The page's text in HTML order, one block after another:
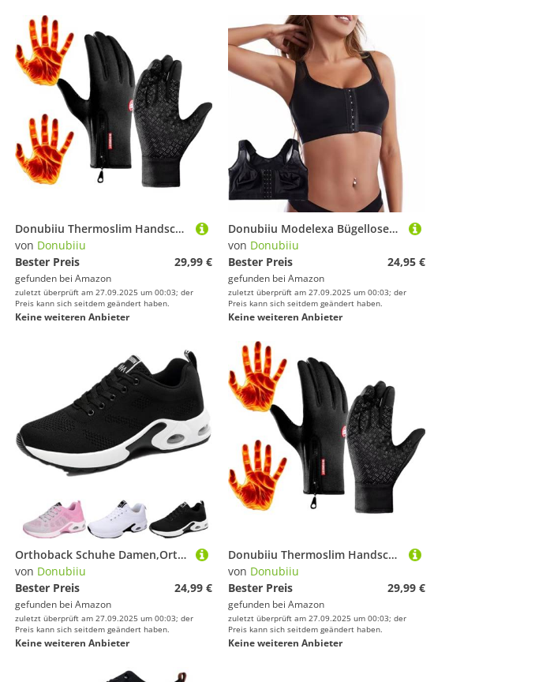
Donubiiu Thermoslim Handschuhe Nature Vibes, NaturVibes - ThermoSlim Handschuhe, Frostfit Thermo Handschuhe,Touchscreen Thermo Handschuhe Herren Damen (Schwarz,XL)
von Donubiiu
Bester Preis
29,99 €
gefunden bei Amazon
zuletzt überprüft am 27.09.2025 um 00:03; der
Preis kann sich seitdem geändert haben.
Keine weiteren Anbieter
Donubiiu Modelexa Bügelloser Hebe-BH zur Haltungskorrektur,Modelexa BH,Modelexa Haltungskorrektur BH,Schmerzfreies und Komfortables Tragen (4XL,Schwarz)
von Donubiiu
Bester Preis
24,95 €
gefunden bei Amazon
zuletzt überprüft am 27.09.2025 um 00:03; der
Preis kann sich seitdem geändert haben.
Keine weiteren Anbieter
Orthoback Schuhe Damen,Orthoshoes Cloudwalk Pro-Ergonomischer Schmerzlinderungs-Schuh,Orthopädische Schuhe Damen (Schwarz,40 EU)
von Donubiiu
Bester Preis
24,99 €
gefunden bei Amazon
zuletzt überprüft am 27.09.2025 um 00:03; der
Preis kann sich seitdem geändert haben.
Keine weiteren Anbieter
Donubiiu Thermoslim Handschuhe Nature Vibes, NaturVibes - ThermoSlim Handschuhe, Frostfit Thermo Handschuhe,Touchscreen Thermo Handschuhe Herren Damen (Schwarz,L)
von Donubiiu
Bester Preis
29,99 €
gefunden bei Amazon
zuletzt überprüft am 27.09.2025 um 00:03; der
Preis kann sich seitdem geändert haben.
Keine weiteren Anbieter